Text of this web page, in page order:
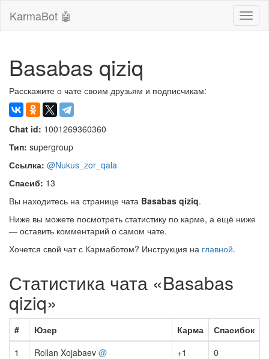
KarmaBot 🤖
Basabas qiziq
Расскажите о чате своим друзьям и подписчикам:
Chat id: 1001269360360
Тип: supergroup
Ссылка: @Nukus_zor_qala
Спасиб: 13
Вы находитесь на странице чата Basabas qiziq.
Ниже вы можете посмотреть статистику по карме, а ещё ниже
— оставить комментарий о самом чате.
Хочется свой чат с Кармаботом? Инструкция на главной.
Статистика чата «Basabas
qiziq»
# Юзер Карма
Спасибок
1
Rollan Xojabaev @ +1
0